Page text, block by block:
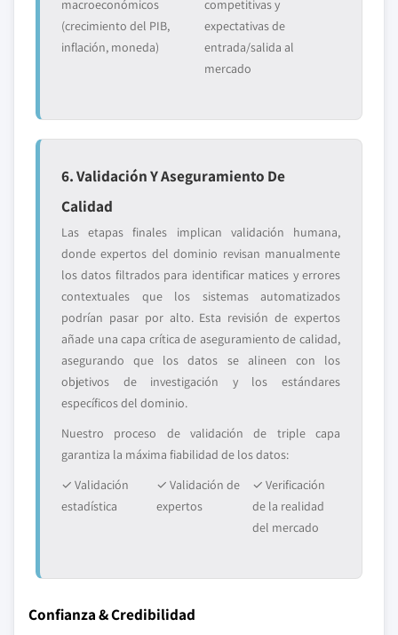
macroeconómicos
(crecimiento del PIB,
inflación, moneda)
competitivas y
expectativas de
entrada/salida al
mercado
6. Validación Y Aseguramiento De
Calidad
Las etapas finales implican validación humana,
donde expertos del dominio revisan manualmente
los datos filtrados para identificar matices y errores
contextuales que los sistemas automatizados
podrían pasar por alto. Esta revisión de expertos
añade una capa crítica de aseguramiento de calidad,
asegurando que los datos se alineen con los
objetivos de investigación y los estándares
específicos del dominio.
Nuestro proceso de validación de triple capa
garantiza la máxima fiabilidad de los datos:
✓ Validación
estadística
✓ Validación de
expertos
✓ Verificación
de la realidad
del mercado
Confianza & Credibilidad